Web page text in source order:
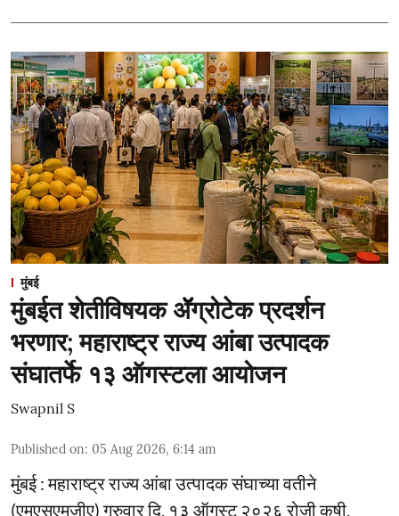
मुंबई
मुंबईत शेतीविषयक ॲॅग्रोटेक प्रदर्शन
भरणार; महाराष्ट्र राज्य आंबा उत्पादक
संघातर्फे १३ ऑगस्टला आयोजन
Swapnil S
Published on: 05 Aug 2026, 6:14 am
मुंबई : महाराष्ट्र राज्य आंबा उत्पादक संघाच्या वतीने
(एमएसएमजीए) गुरुवार दि. १३ ऑगस्ट २०२६ रोजी कृषी,